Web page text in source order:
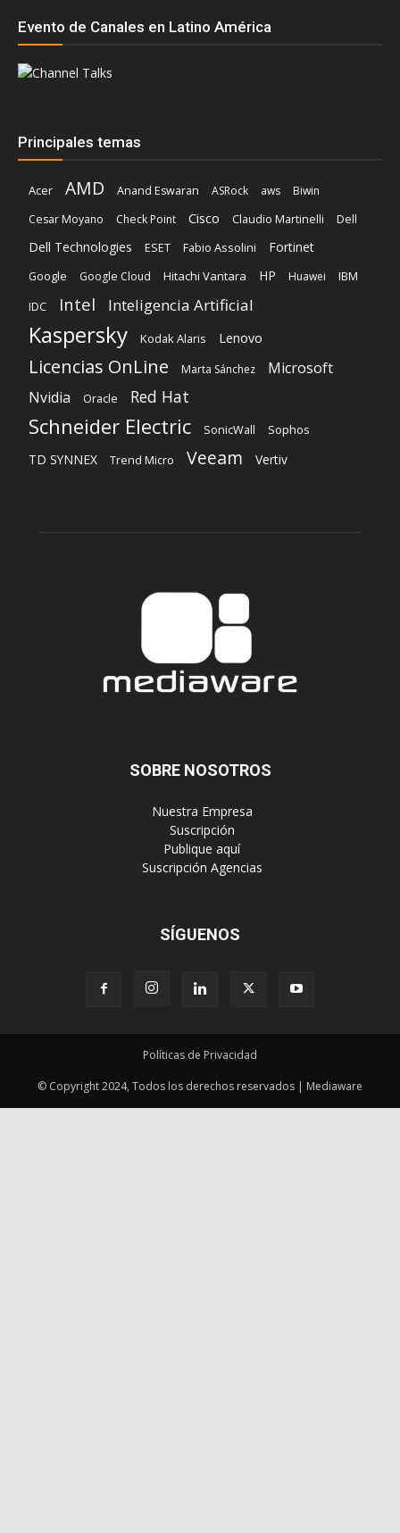
Evento de Canales en Latino América
Principales temas
Acer AMD Anand Eswaran ASRock aws
Biwin
Cesar Moyano
Check Point Cisco Claudio Martinelli Dell
Dell Technologies ESET Fabio Assolini Fortinet
Google Google Cloud Hitachi Vantara HP Huawei IBM
IDC Intel Inteligencia Artificial
Kaspersky Kodak Alaris Lenovo
Licencias OnLine Marta Sánchez
Microsoft
Nvidia
Oracle Red Hat
Schneider Electric SonicWall Sophos
TD SYNNEX Trend Micro Veeam Vertiv
SOBRE NOSOTROS
‎ Nuestra Empresa
‎ Suscripción
‎ Publique aquí
‎ Suscripción Agencias
SÍGUENOS
Políticas de Privacidad
© Copyright 2024, Todos los derechos reservados | Mediaware